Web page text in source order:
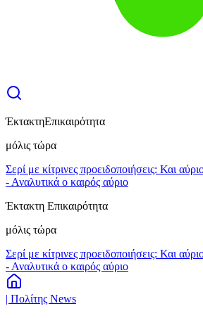
ΈκτακτηΕπικαιρότητα
μόλις τώρα
Σερί με κίτρινες προειδοποιήσεις: Και
- Αναλυτικά ο καιρός αύριο
Έκτακτη Επικαιρότητα
μόλις τώρα
Σερί με κίτρινες προειδοποιήσεις: Και
- Αναλυτικά ο καιρός αύριο
| Πολίτης News